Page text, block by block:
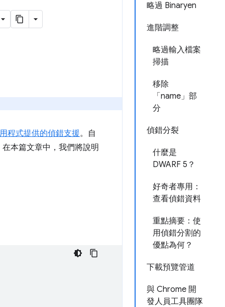
略過 Binaryen
進階調整
略過輸入檔案
掃描
移除
「name」部
分
偵錯分裂
什麼是
DWARF 5？
好奇者專用：
查看偵錯資料
重點摘要：使
用偵錯分割的
優點為何？
下載預覽管道
與 Chrome 開
發人員工具團隊
程式提供的偵錯支援。自
本篇文章中，我們將說明